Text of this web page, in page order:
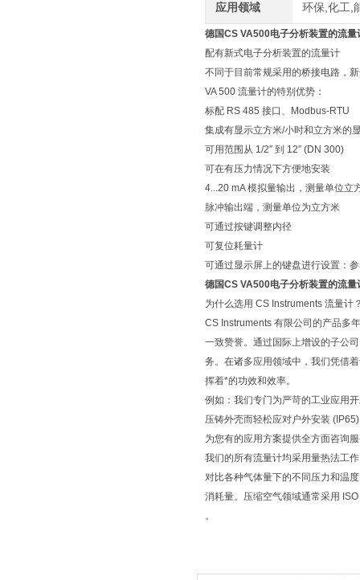
应用领域 环保,化工,
德国CS VA500电子分析装置的流量
配有新式电子分析装置的流量计
不同于目前常规采用的桥接电路，
VA 500 流量计的特别优势：
标配 RS 485 接口、Modbus-RTU
集成有显示立方米/小时和立方米的
可用范围从 1/2″ 到 12″ (DN 300)
可在有压力情况下方便地安装
4...20 mA 模拟量输出，测量单位立
脉冲输出端，测量单位为立方米
可通过按键调整内径
可复位耗量计
可通过显示屏上的键盘进行设置：
德国CS VA500电子分析装置的流量
为什么选用 CS Instruments 流量计
CS Instruments 有限公司的产品多
一致赞誉。通过国际上增设的子公
务。在诸多应用领域中，我们凭借
挥着*的功效和效率。
例如：我们专门为严苛的工业应用
压铸外壳而轻松应对户外安装
为您有的应用方案提供全方面咨询
我们的所有流量计均采用量热法工
对比各种气体量下的不同压力和温
消耗量。压缩空气领域通常采用
。